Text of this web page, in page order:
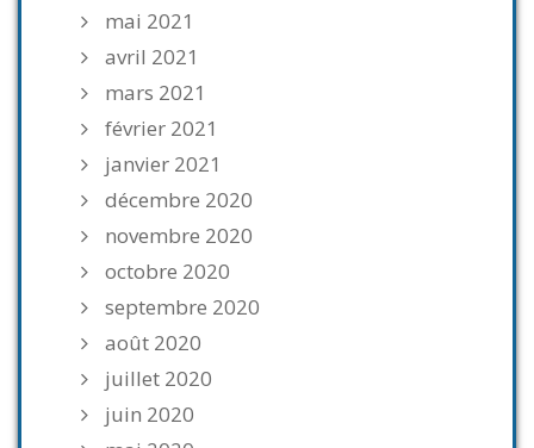
mai 2021
avril 2021
mars 2021
février 2021
janvier 2021
décembre 2020
novembre 2020
octobre 2020
septembre 2020
août 2020
juillet 2020
juin 2020